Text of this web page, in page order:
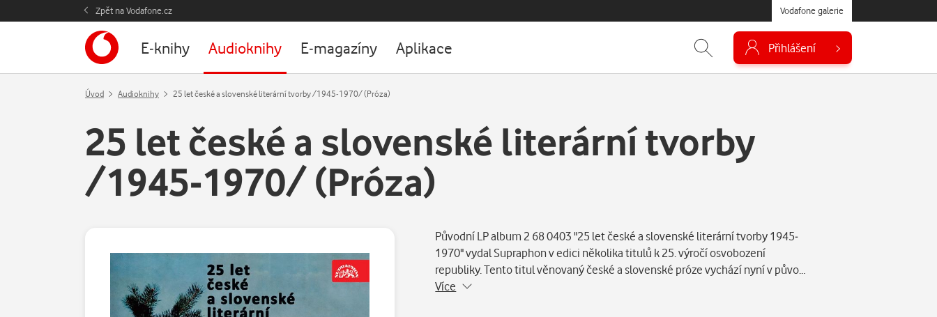
Zpět na Vodafone.cz Vodafone galerie
E-knihy Audioknihy E-magazíny Aplikace Přihlášení
Úvod Audioknihy 25 let české a slovenské literární tvorby /1945-1970/ (Próza)
25 let české a slovenské literární tvorby
/1945-1970/ (Próza)
Původní LP album 2 68 0403 "25 let české a slovenské literární tvorby 1945-
1970" vydal Supraphon v edici několika titulů k 25. výročí osvobození
republiky. Tento titul věnovaný české a slovenské próze vychází nyní v půvo…
Více